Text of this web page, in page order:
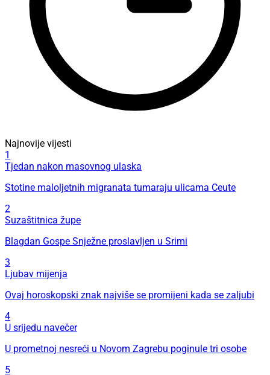
Najnovije vijesti
1
Tjedan nakon masovnog ulaska
Stotine maloljetnih migranata tumaraju ulicama Ceute
2
Suzaštitnica župe
Blagdan Gospe Snježne proslavljen u Srimi
3
Ljubav mijenja
Ovaj horoskopski znak najviše se promijeni kada se zaljubi
4
U srijedu navečer
U prometnoj nesreći u Novom Zagrebu poginule tri osobe
5